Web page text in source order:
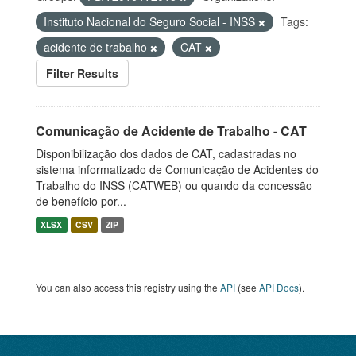
Instituto Nacional do Seguro Social - INSS
Tags:
acidente de trabalho
CAT
Filter Results
Comunicação de Acidente de Trabalho - CAT
Disponibilização dos dados de CAT, cadastradas no
sistema informatizado de Comunicação de Acidentes do
Trabalho do INSS (CATWEB) ou quando da concessão
de benefício por...
XLSX CSV ZIP
You can also access this registry using the API (see API Docs).